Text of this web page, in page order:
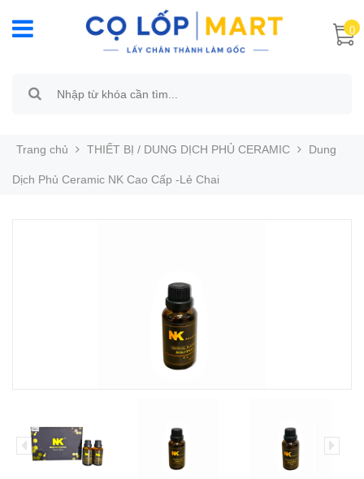
0
Trang chủ THIẾT BỊ / DUNG DỊCH PHỦ CERAMIC Dung
Dịch Phủ Ceramic NK Cao Cấp -Lẻ Chai